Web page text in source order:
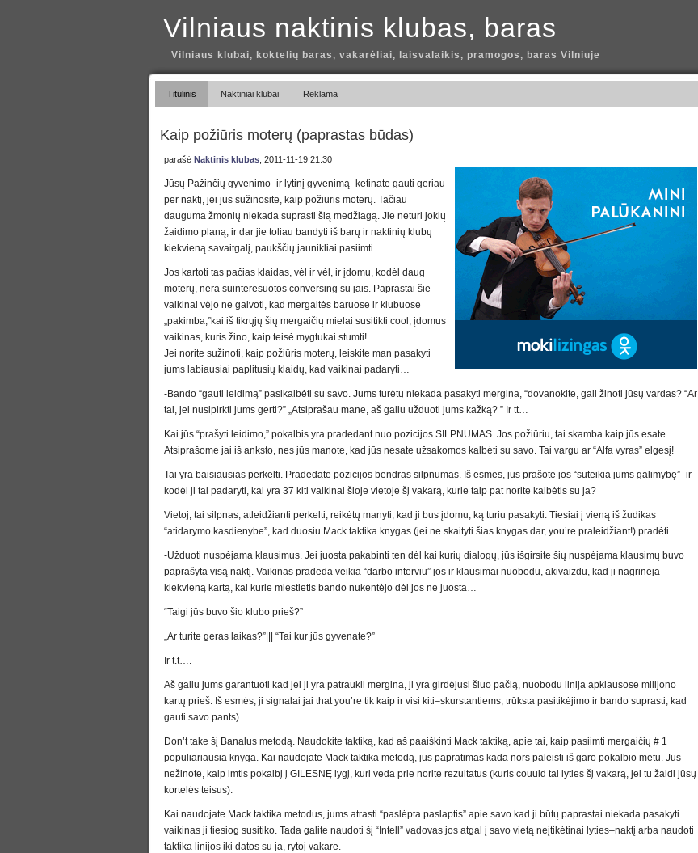
Vilniaus naktinis klubas, baras
Vilniaus klubai, koktelių baras, vakarėliai, laisvalaikis, pramogos, baras Vilniuje
Titulinis Naktiniai klubai Reklama
Kaip požiūris moterų (paprastas būdas)
parašė Naktinis klubas , 2011-11-19 21:30
Jūsų Pažinčių gyvenimo–ir lytinį gyvenimą–ketinate gauti geriau
per naktį, jei jūs sužinosite, kaip požiūris moterų. Tačiau
dauguma žmonių niekada suprasti šią medžiagą. Jie neturi jokių
žaidimo planą, ir dar jie toliau bandyti iš barų ir naktinių klubų
kiekvieną savaitgalį, paukščių jaunikliai pasiimti.
Jos kartoti tas pačias klaidas, vėl ir vėl, ir įdomu, kodėl daug
moterų, nėra suinteresuotos conversing su jais. Paprastai šie
vaikinai vėjo ne galvoti, kad mergaitės baruose ir klubuose
„pakimba,”kai iš tikrųjų šių mergaičių mielai susitikti cool, įdomus
vaikinas, kuris žino, kaip teisė mygtukai stumti!
Jei norite sužinoti, kaip požiūris moterų, leiskite man pasakyti
jums labiausiai paplitusių klaidų, kad vaikinai padaryti…
-Bando “gauti leidimą” pasikalbėti su savo. Jums turėtų niekada pasakyti mergina, “dovanokite, gali žinoti jūsų vardas? “Ar
tai, jei nusipirkti jums gerti?” „Atsiprašau mane, aš galiu užduoti jums kažką? ” Ir tt…
Kai jūs “prašyti leidimo,” pokalbis yra pradedant nuo pozicijos SILPNUMAS. Jos požiūriu, tai skamba kaip jūs esate
Atsiprašome jai iš anksto, nes jūs manote, kad jūs nesate užsakomos kalbėti su savo. Tai vargu ar “Alfa vyras” elgesį!
Tai yra baisiausias perkelti. Pradedate pozicijos bendras silpnumas. Iš esmės, jūs prašote jos “suteikia jums galimybę”–ir
kodėl ji tai padaryti, kai yra 37 kiti vaikinai šioje vietoje šį vakarą, kurie taip pat norite kalbėtis su ja?
Vietoj, tai silpnas, atleidžianti perkelti, reikėtų manyti, kad ji bus įdomu, ką turiu pasakyti. Tiesiai į vieną iš žudikas
“atidarymo kasdienybe”, kad duosiu Mack taktika knygas (jei ne skaityti šias knygas dar, you’re praleidžiant!) pradėti
-Užduoti nuspėjama klausimus. Jei juosta pakabinti ten dėl kai kurių dialogų, jūs išgirsite šių nuspėjama klausimų buvo
paprašyta visą naktį. Vaikinas pradeda veikia “darbo interviu” jos ir klausimai nuobodu, akivaizdu, kad ji nagrinėja
kiekvieną kartą, kai kurie miestietis bando nukentėjo dėl jos ne juosta…
“Taigi jūs buvo šio klubo prieš?”
„Ar turite geras laikas?”||| “Tai kur jūs gyvenate?”
Ir t.t….
Aš galiu jums garantuoti kad jei ji yra patraukli mergina, ji yra girdėjusi šiuo pačią, nuobodu linija apklausose milijono
kartų prieš. Iš esmės, ji signalai jai that you’re tik kaip ir visi kiti–skurstantiems, trūksta pasitikėjimo ir bando suprasti, kad
gauti savo pants).
Don’t take šį Banalus metodą. Naudokite taktiką, kad aš paaiškinti Mack taktiką, apie tai, kaip pasiimti mergaičių # 1
populiariausia knyga. Kai naudojate Mack taktika metodą, jūs papratimas kada nors paleisti iš garo pokalbio metu. Jūs
nežinote, kaip imtis pokalbį į GILESNĘ lygį, kuri veda prie norite rezultatus (kuris couuld tai lyties šį vakarą, jei tu žaidi jūsų
kortelės teisus).
Kai naudojate Mack taktika metodus, jums atrasti “paslėpta paslaptis” apie savo kad ji būtų paprastai niekada pasakyti
vaikinas ji tiesiog susitiko. Tada galite naudoti šį “Intell” vadovas jos atgal į savo vietą neįtikėtinai lyties–naktį arba naudoti
taktika linijos iki datos su ja, rytoj vakare.